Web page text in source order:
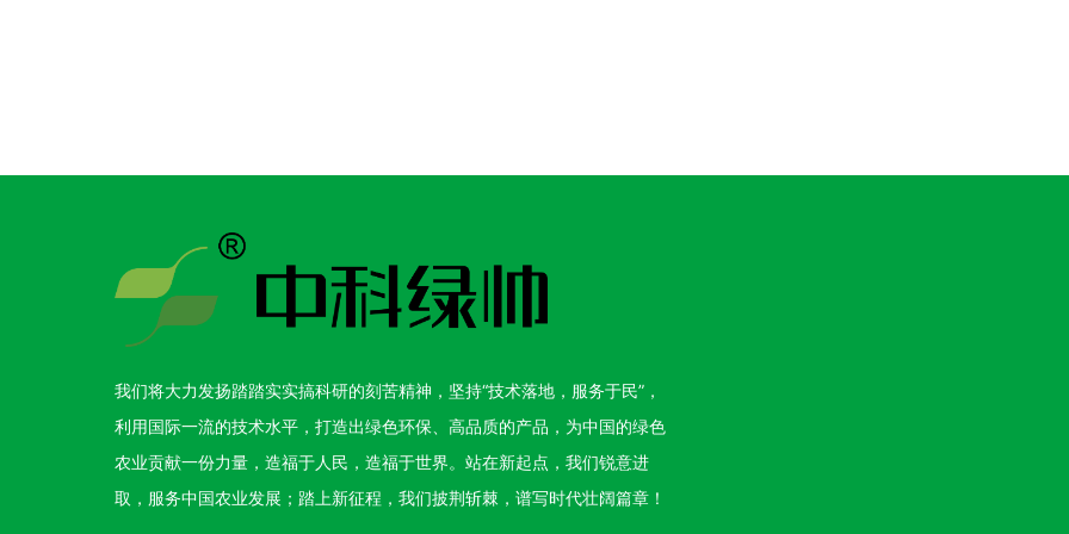
我们将大力发扬踏踏实实搞科研的刻苦精神，坚持“技术落地，服务于民”，
利用国际一流的技术水平，打造出绿色环保、高品质的产品，为中国的绿色
农业贡献一份力量，造福于人民，造福于世界。站在新起点，我们锐意进
取，服务中国农业发展；踏上新征程，我们披荆斩棘，谱写时代壮阔篇章！